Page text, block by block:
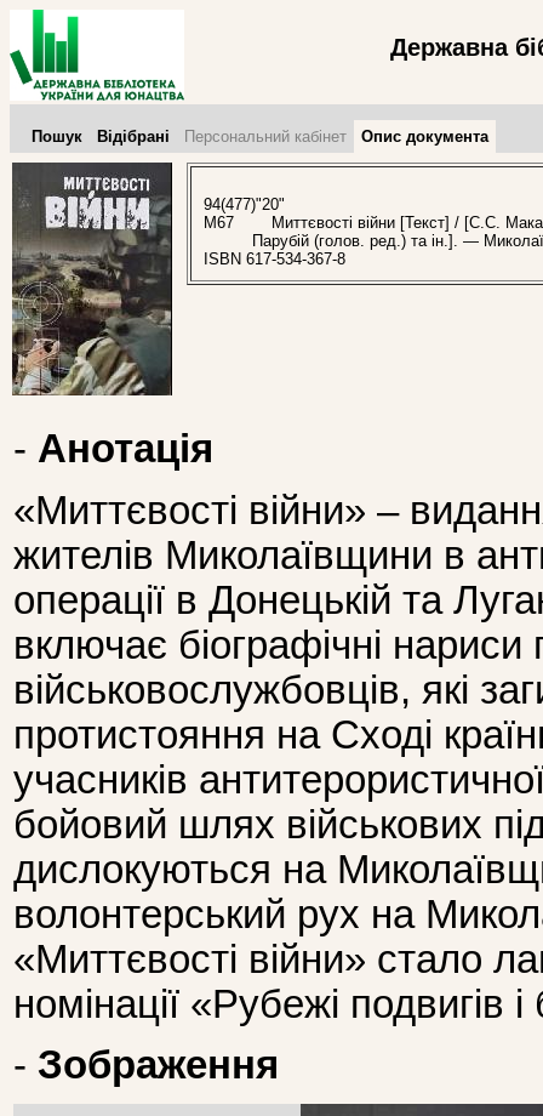
Державна
Пошук Відібрані Персональний кабінет Опис документа
94(477)"20"
М67
Миттєвості війни [Текст] / [С.С.
Парубій (голов. ред.) та ін.]. —
ISBN 617-534-367-8
- Анотація
«Миттєвості війни» –
жителів Миколаївщини в
операції в Донецькій та
включає біографічні нариси
військовослужбовців, які
протистояння на Сході
учасників
бойовий шлях військових
дислокуються на
волонтерський рух на
«Миттєвості війни» стало
номінації «Рубежі подвигів
- Зображення